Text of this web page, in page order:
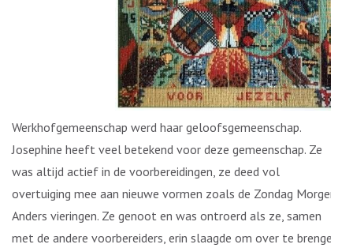
Werkhofgemeenschap werd haar geloofsgemeenschap.
Josephine heeft veel betekend voor deze gemeenschap. Ze
was altijd actief in de voorbereidingen, ze deed vol
overtuiging mee aan nieuwe vormen zoals de Zondag Morgen
Anders vieringen. Ze genoot en was ontroerd als ze, samen
met de andere voorbereiders, erin slaagde om over te brengen